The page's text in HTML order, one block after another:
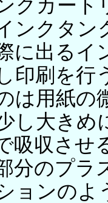
クカート
ンクタン
に出るイ
印刷を行
は用紙の
し大きめ
吸収させ
分のプラ
ョンのよ